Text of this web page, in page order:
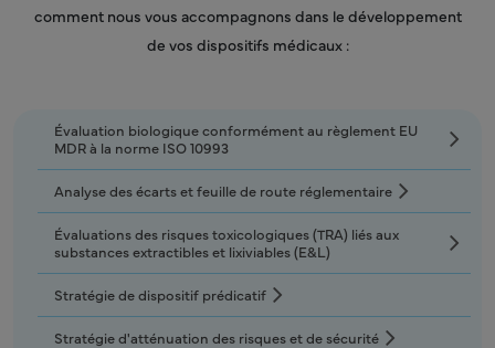
comment nous vous accompagnons dans le développement
de vos dispositifs médicaux :
Évaluation biologique conformément au règlement EU
MDR à la norme ISO 10993
Analyse des écarts et feuille de route réglementaire
Évaluations des risques toxicologiques (TRA) liés aux
substances extractibles et lixiviables (E&L)
Stratégie de dispositif prédicatif
Stratégie d'atténuation des risques et de sécurité